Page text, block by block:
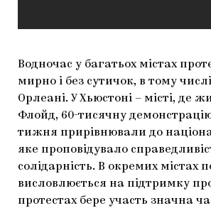
Водночас у багатьох містах
мирно і без сутичок, в тому
Орлеані. У Хьюстоні – місті, де
Флойд, 60-тисячну
тижня прирівнювали до
яке проповідувало
солідарність. В окремих містах
висловлюється на підтримку
протестах бере участь значна